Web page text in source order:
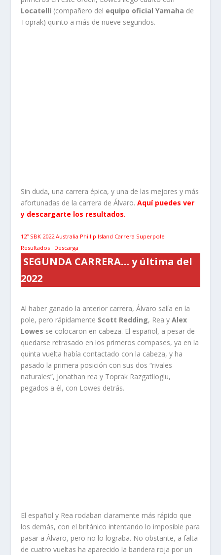
Locatelli (compañero del equipo oficial Yamaha de
Toprak) quinto a más de nueve segundos.
Sin duda, una carrera épica, y una de las mejores y más
afortunadas de la carrera de Álvaro.Aquí puedes ver
y descargarte los resultados.
12º SBK 2022 Australia Phillip Island Carrera Superpole
Resultados
Descarga
SEGUNDA CARRERA… y última del
2022
Al haber ganado la anterior carrera, Álvaro salía en la
pole, pero rápidamente Scott Redding, Rea yAlex
Lowes se colocaron en cabeza. El español, a pesar de
quedarse retrasado en los primeros compases, ya en la
quinta vuelta había contactado con la cabeza, y ha
pasado la primera posición con sus dos “rivales
naturales”, Jonathan rea y Toprak Razgatlioglu,
pegados a él, con Lowes detrás.
El español y Rea rodaban claramente más rápido que
los demás, con el británico intentando lo imposible para
pasar a Álvaro, pero no lo lograba. No obstante, a falta
de cuatro vueltas ha aparecido la bandera roja por un